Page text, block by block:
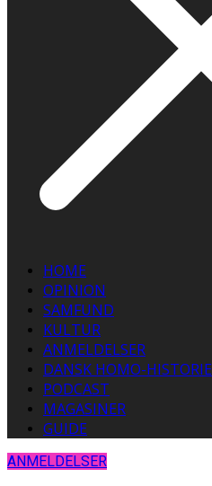
HOME
OPINION
SAMFUND
KULTUR
ANMELDELSER
DANSK HOMO-HISTORIE
PODCAST
MAGASINER
GUIDE
ANMELDELSER